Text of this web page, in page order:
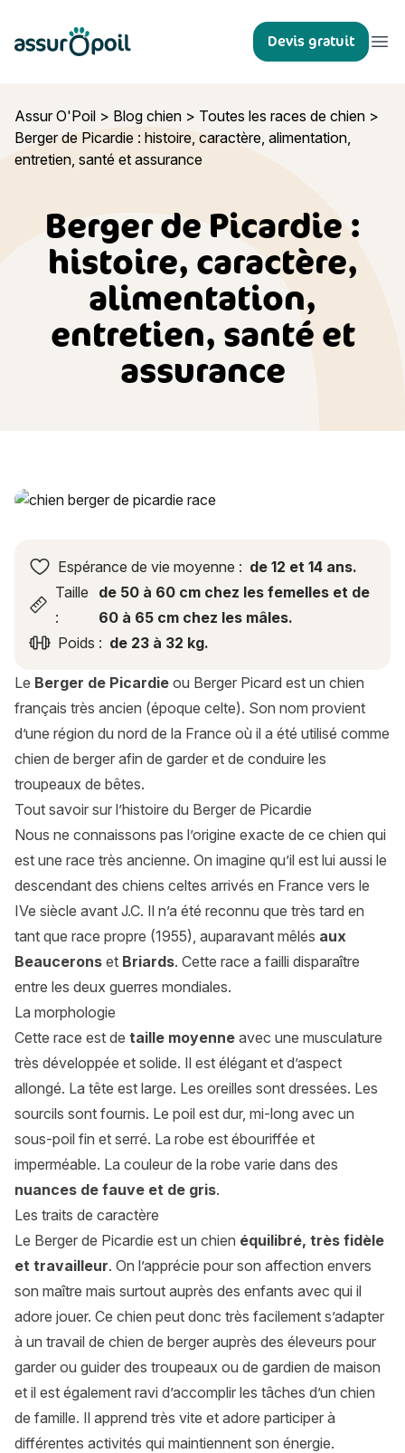
Assur O'Poil Devis gratuit
Assur O'Poil > Blog chien > Toutes les races de chien >
Berger de Picardie : histoire, caractère, alimentation,
entretien, santé et assurance
Berger de Picardie :
histoire, caractère,
alimentation,
entretien, santé et
assurance
Berger de Picardie : histoire, caractère, alimentation,
Espérance de vie moyenne : de 12 et 14 ans.
Taille
:
de 50 à 60 cm chez les femelles et de
60 à 65 cm chez les mâles.
Poids : de 23 à 32 kg.
Le Berger de Picardie ou Berger Picard est un chien
français très ancien (époque celte). Son nom provient
d’une région du nord de la France où il a été utilisé comme
chien de berger afin de garder et de conduire les
troupeaux de bêtes.
Tout savoir sur l’histoire du Berger de Picardie
Nous ne connaissons pas l’origine exacte de ce chien qui
est une race très ancienne. On imagine qu’il est lui aussi le
descendant des chiens celtes arrivés en France vers le
IVe siècle avant J.C. Il n’a été reconnu que très tard en
tant que race propre (1955), auparavant mêlés aux
Beaucerons et Briards. Cette race a failli disparaître
entre les deux guerres mondiales.
La morphologie
Cette race est de taille moyenne avec une musculature
très développée et solide. Il est élégant et d’aspect
allongé. La tête est large. Les oreilles sont dressées. Les
sourcils sont fournis. Le poil est dur, mi-long avec un
sous-poil fin et serré. La robe est ébouriffée et
imperméable. La couleur de la robe varie dans des
nuances de fauve et de gris.
Les traits de caractère
Le Berger de Picardie est un chien équilibré, très fidèle
et travailleur. On l’apprécie pour son affection envers
son maître mais surtout auprès des enfants avec qui il
adore jouer. Ce chien peut donc très facilement s’adapter
à un travail de chien de berger auprès des éleveurs pour
garder ou guider des troupeaux ou de gardien de maison
et il est également ravi d’accomplir les tâches d’un chien
de famille. Il apprend très vite et adore participer à
différentes activités qui maintiennent son énergie.